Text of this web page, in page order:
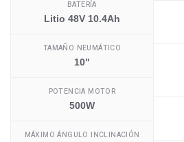
BATERÍA
Litio 48V 10.4Ah
TAMAÑO NEUMÁTICO
10"
POTENCIA MOTOR
500W
MÁXIMO ÁNGULO INCLINACIÓN